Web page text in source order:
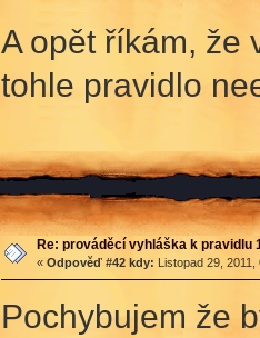
A opět říkám, že
tohle pravidlo
Re: prováděcí vyhláška k pravidlu
« Odpověď #42 kdy: Listopad 29,
Pochybujem že